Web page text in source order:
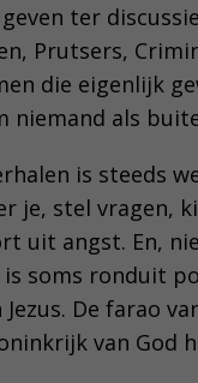
geven ter
Prutsers,
die eigenlijk
niemand als
is steeds
je, stel vragen,
uit angst. En,
soms ronduit
De farao
van God